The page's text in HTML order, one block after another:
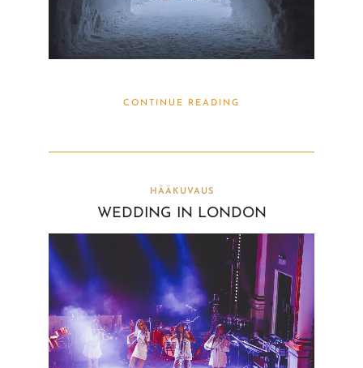
CONTINUE READING
HÄÄKUVAUS
WEDDING IN LONDON